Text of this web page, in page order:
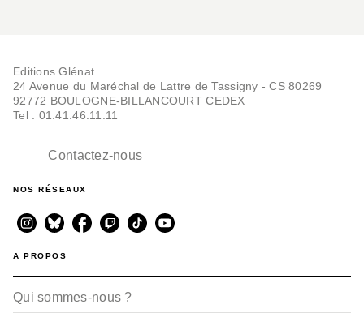
Editions Glénat
24 Avenue du Maréchal de Lattre de Tassigny - CS 80269
92772 BOULOGNE-BILLANCOURT CEDEX
Tel : 01.41.46.11.11
Contactez-nous
NOS RÉSEAUX
A PROPOS
Qui sommes-nous ?